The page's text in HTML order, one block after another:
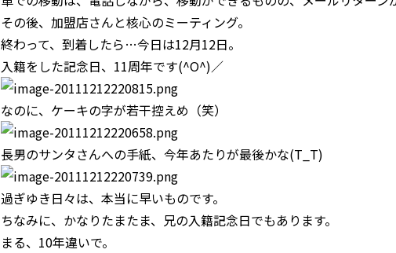
その後、加盟店さんと核心のミーティング。
終わって、到着したら…今日は12月12日。
入籍をした記念日、11周年です(^O^)／
なのに、ケーキの字が若干控えめ（笑）
長男のサンタさんへの手紙、今年あたりが最後かな(T_T)
過ぎゆき日々は、本当に早いものです。
ちなみに、かなりたまたま、兄の入籍記念日でもあります。
まる、10年違いで。